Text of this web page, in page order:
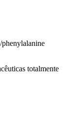
phenylalanine
totalmente